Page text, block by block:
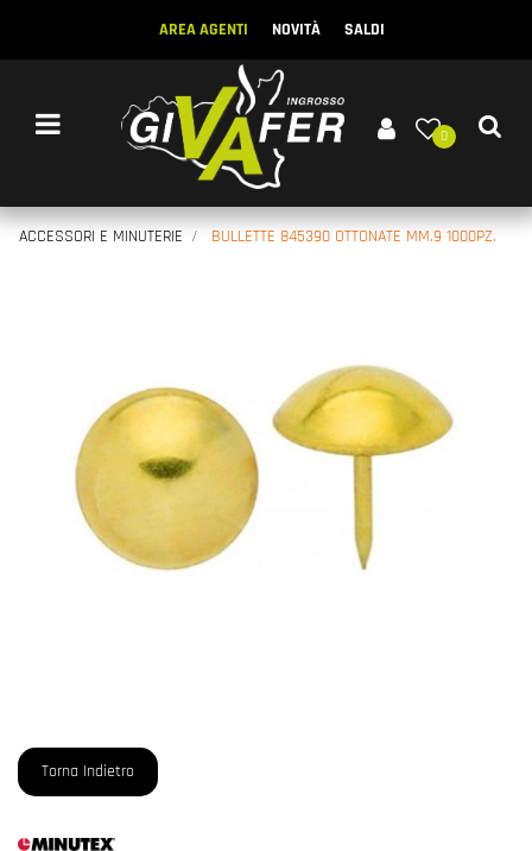
AREA AGENTI NOVITÀ SALDI
Open menu
0
ACCESSORI E MINUTERIE BULLETTE 845390 OTTONATE MM.9 1000PZ.
Torna Indietro